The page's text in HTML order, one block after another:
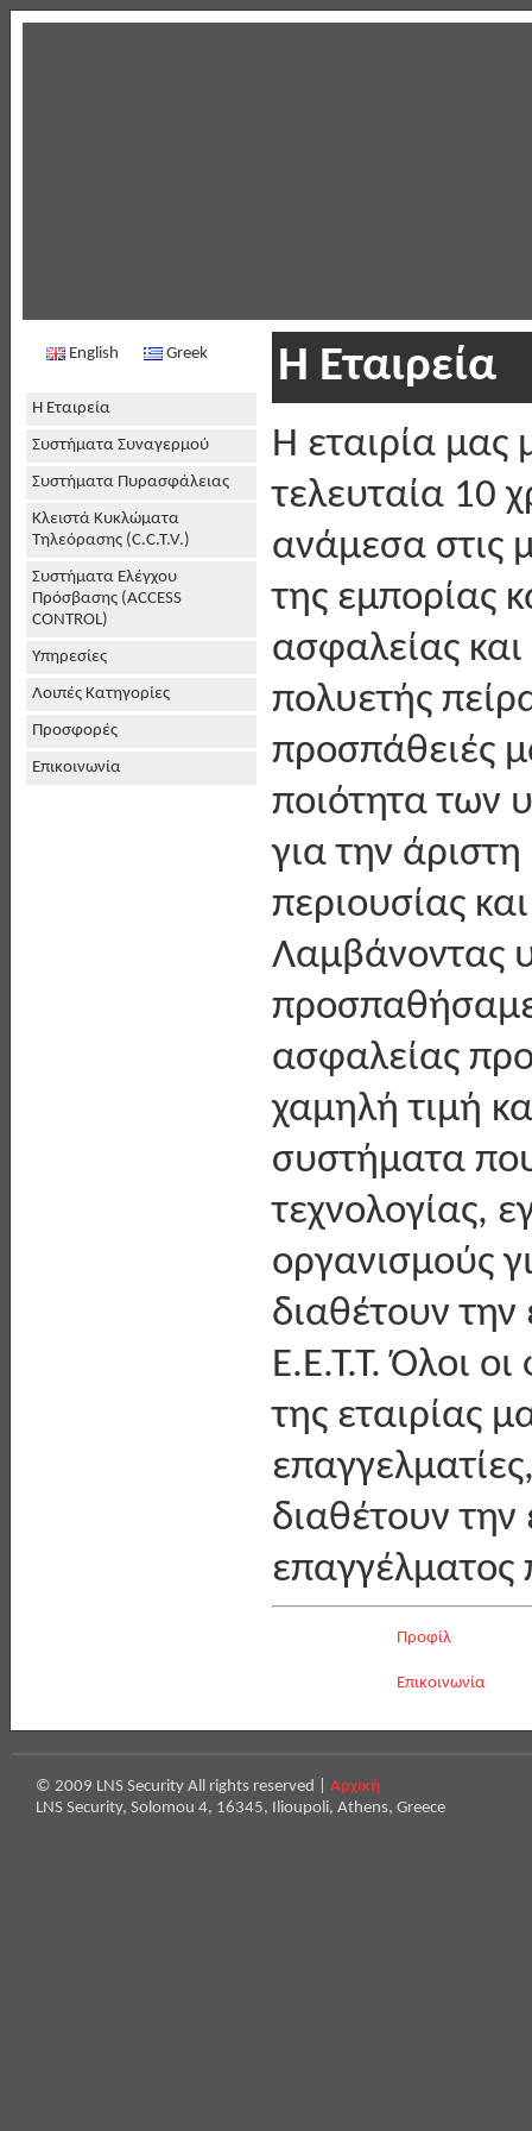
English Greek
Η Εταιρεία
Συστήματα Συναγερμού
Συστήματα Πυρασφάλειας
Κλειστά Κυκλώματα
Τηλεόρασης (C.C.T.V.)
Συστήματα Ελέγχου
Πρόσβασης (ACCESS
CONTROL)
Υπηρεσίες
Λοιπές Κατηγορίες
Προσφορές
Επικοινωνία
Η Εταιρεία
H εταιρία μας
τελευταία 10
ανάμεσα στις
της εμπορίας
ασφαλείας
πολυετής
προσπάθειές
ποιότητα των
για την
περιουσίας
Λαμβάνοντας
ασφαλείας
χαμηλή τιμή
συστήματα
τεχνολογίας,
οργανισμούς
διαθέτουν την
Ε.Ε.Τ.Τ. Όλοι
της εταιρίας
διαθέτουν την
επαγγέλματος
Προφίλ
Επικοινωνία
© 2009 LNS Security All rights reserved | Αρχική
LNS Security, Solomou 4, 16345, Ilioupoli, Athens, Greece